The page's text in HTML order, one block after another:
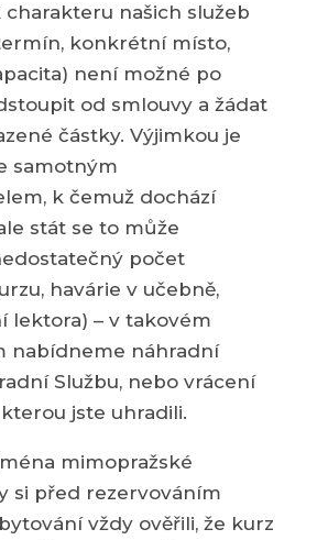
našich služeb
konkrétní místo,
není možné po
od smlouvy a žádat
částky. Výjimkou je
samotným
k čemuž dochází
stát se to může
počet
havárie v učebně,
lektora) – v takovém
nabídneme náhradní
Službu, nebo vrácení
jste uhradili.
mimopražské
si před rezervováním
vždy ověřili, že kurz